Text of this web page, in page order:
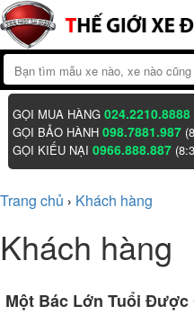
GỌI MUA HÀNG024.2210.8888
GỌI BẢO HÀNH098.7881.987
GỌI KIẾU NẠI0966.888.887
Trang chủ › Khách hàng
Khách hàng
Một Bác Lớn Tuổi Được